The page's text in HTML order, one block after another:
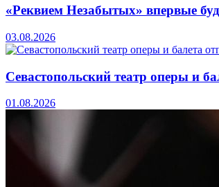
«Реквием Незабытых» впервые
03.08.2026
Севастопольский театр оперы и
01.08.2026